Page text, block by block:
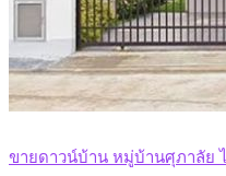
ขายดาวน์บ้าน หมู่บ้านศุภาลัย